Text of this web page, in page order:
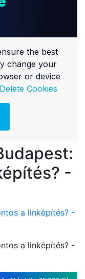
-
a linképítés? -
a linképítés? -